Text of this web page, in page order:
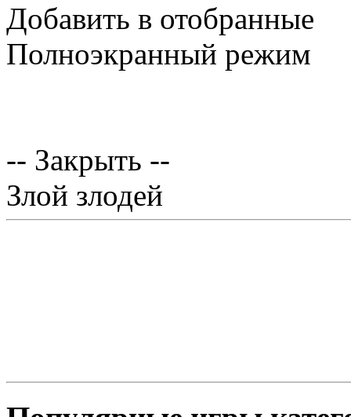
Добавить в отобранные
Полноэкранный режим
-- Закрыть --
Злой злодей